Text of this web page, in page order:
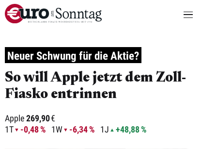
Neuer Schwung für die Aktie?
So will Apple jetzt dem Zoll-
Fiasko entrinnen
Apple269,90€
1T
-0,48 % 1W -6,34 % 1J +48,88 %